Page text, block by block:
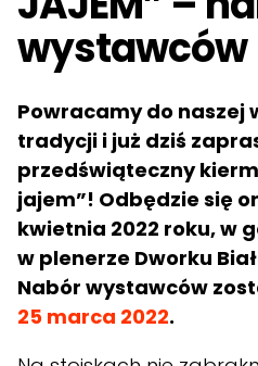
wystawców
Powracamy do naszej
tradycji i już dziś
przedświąteczny
jajem”! Odbędzie się
kwietnia 2022 roku, w
w plenerze Dworku
Nabór wystawców
25 marca 2022.